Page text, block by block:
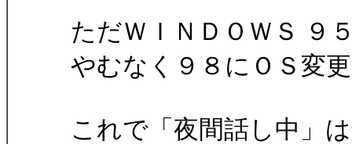
ただＷＩＮＤＯＷＳ ９
やむなく９８にＯＳ変
これで「夜間話し中」